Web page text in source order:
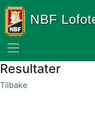
NBF
Resultater
Tilbake